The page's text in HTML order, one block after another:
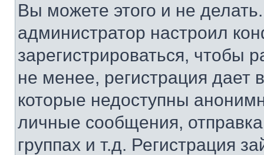
Вы можете этого и не
администратор настроил
зарегистрироваться, чтобы
не менее, регистрация
которые недоступны
личные сообщения,
группах и т.д. Регистрация